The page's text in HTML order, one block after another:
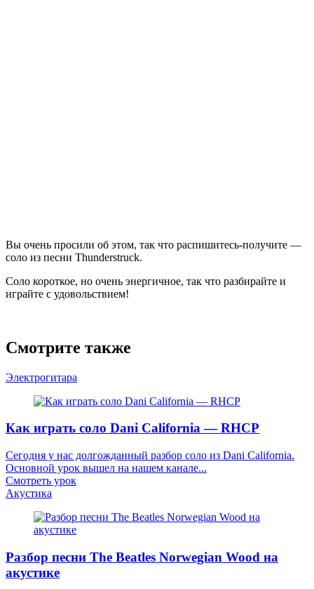
Вы очень просили об этом, так что распишитесь-получите —
соло из песни Thunderstruck.
Соло короткое, но очень энергичное, так что разбирайте и
играйте с удовольствием!
Смотрите также
Электрогитара
Как играть соло Dani California — RHCP
Сегодня у нас долгожданный разбор соло из Dani California.
Основной урок вышел на нашем канале...
Смотреть урок
Акустика
Разбор песни The Beatles Norwegian Wood на
акустике